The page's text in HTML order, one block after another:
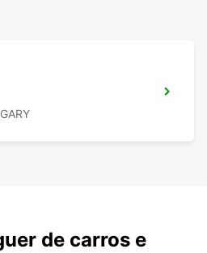
de carros e